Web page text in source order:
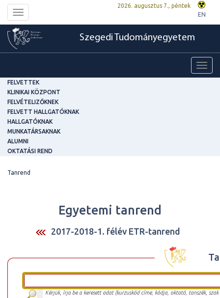
Toggle
navigation
2026. augusztus 7., péntek
EN
Szegedi Tudományegyetem
FELVETTEK
KLINIKAI KÖZPONT
FELVÉTELIZŐKNEK
FELVETT HALLGATÓKNAK
HALLGATÓKNAK
MUNKATÁRSAKNAK
ALUMNI
OKTATÁSI REND
Tanrend
Egyetemi tanrend
2017-2018-1. félév ETR-tanrend
Kérjük, írja be a keresett adat (kurzuskód címe, kódja, oktató, tanszék,